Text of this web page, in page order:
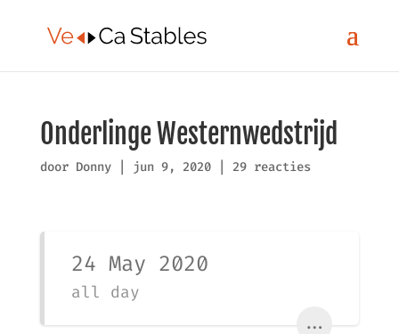
Onderlinge Westernwedstrijd
door Donny| jun 9, 2020| 29 reacties
24 May 2020
all day
...